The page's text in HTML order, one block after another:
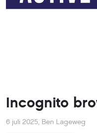
Incognito
6 juli 2025, Ben Lageweg